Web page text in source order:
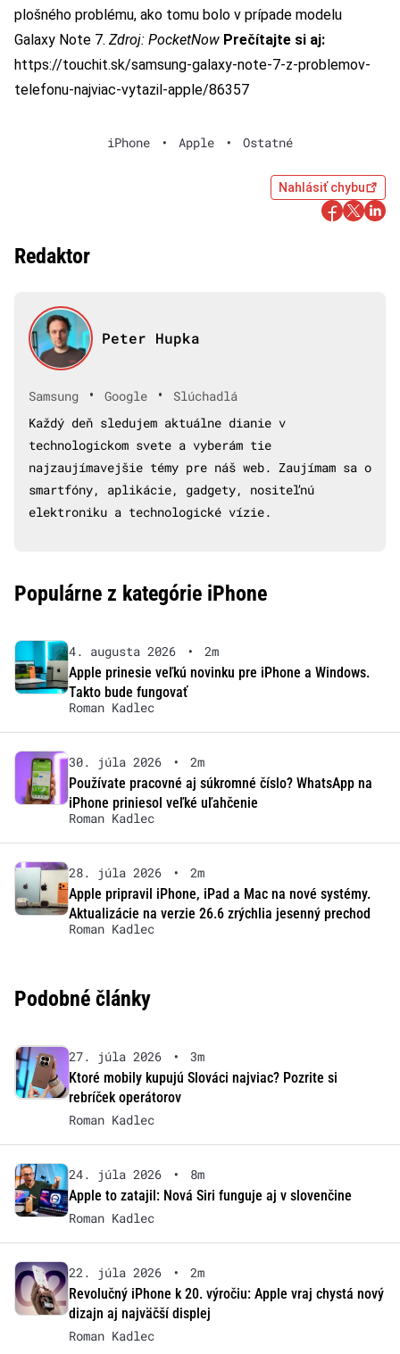
plošného problému, ako tomu bolo v prípade modelu
Galaxy Note 7. Zdroj: PocketNow Prečítajte si aj:
https://touchit.sk/samsung-galaxy-note-7-z-problemov-
telefonu-najviac-vytazil-apple/86357
iPhone • Apple • Ostatné
Nahlásiť chybu
Redaktor
Peter Hupka
Samsung • Google •
Slúchadlá
Každý deň sledujem aktuálne dianie v
technologickom svete a vyberám tie
najzaujímavejšie témy pre náš web. Zaujímam sa o
smartfóny, aplikácie, gadgety, nositeľnú
elektroniku a technologické vízie.
Populárne z kategórie iPhone
4. augusta 2026 •
2m
Apple prinesie veľkú novinku pre iPhone a Windows.
Takto bude fungovať
Roman Kadlec
30. júla 2026 •
2m
Používate pracovné aj súkromné číslo? WhatsApp na
iPhone priniesol veľké uľahčenie
Roman Kadlec
28. júla 2026 •
2m
Apple pripravil iPhone, iPad a Mac na nové systémy.
Aktualizácie na verzie 26.6 zrýchlia jesenný prechod
Roman Kadlec
Podobné články
27. júla 2026 •
3m
Ktoré mobily kupujú Slováci najviac? Pozrite si
rebríček operátorov
Roman Kadlec
24. júla 2026 •
8m
Apple to zatajil: Nová Siri funguje aj v slovenčine
Roman Kadlec
22. júla 2026 •
2m
Revolučný iPhone k 20. výročiu: Apple vraj chystá nový
dizajn aj najväčší displej
Roman Kadlec